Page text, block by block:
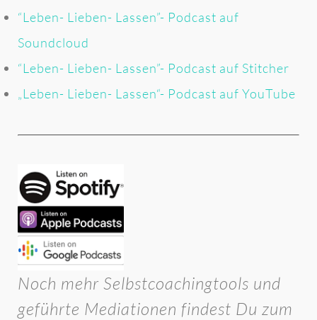
“Leben- Lieben- Lassen”- Podcast auf
Soundcloud
“Leben- Lieben- Lassen”- Podcast auf Stitcher
„Leben- Lieben- Lassen“- Podcast auf YouTube
Noch mehr Selbstcoachingtools und
geführte Mediationen findest Du zum